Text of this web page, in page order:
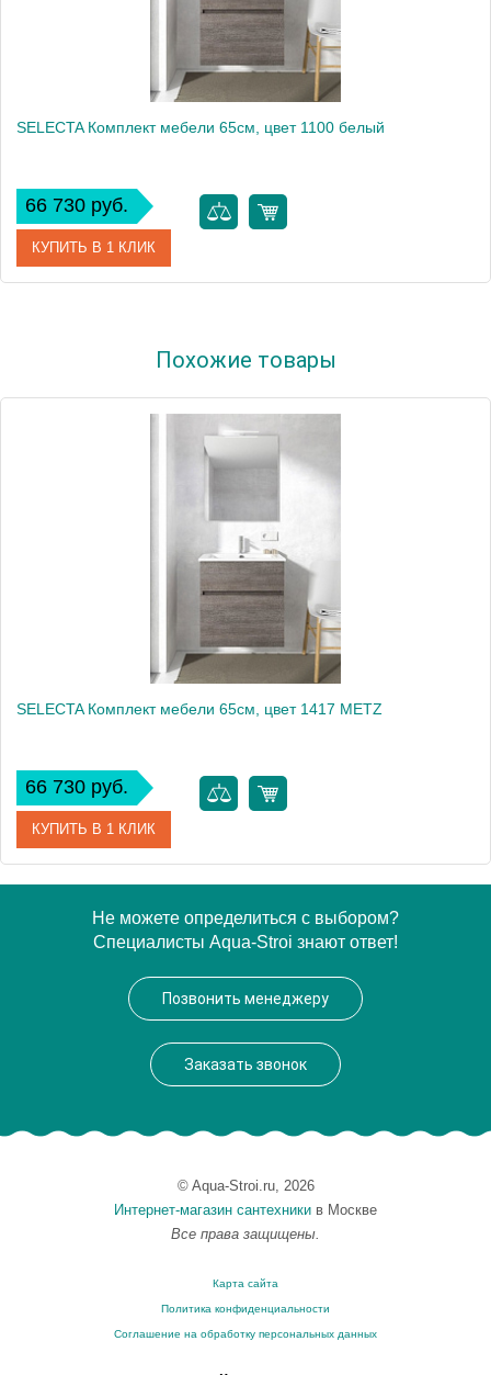
SELECTA Комплект мебели 65см, цвет 1100 белый
66 730 руб.
КУПИТЬ В 1 КЛИК
Высота, см 179.0000
Похожие товары
SELECTA Комплект мебели 65см, цвет 1417 METZ
66 730 руб.
КУПИТЬ В 1 КЛИК
SLC 065 00 E 1417
Производитель Berloni Bagno
Не можете определиться с выбором?
Специалисты Aqua-Stroi знают ответ!
Позвонить менеджеру
Заказать звонок
© Aqua-Stroi.ru, 2026
Интернет-магазин сантехники в Москве
Все права защищены.
Карта сайта
Политика конфиденциальности
Соглашение на обработку персональных данных